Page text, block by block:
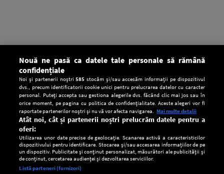
Setări:
Nouă ne pasă ca datele tale personale să rămână
confidențiale
Noi și partenerii noștri585 stocăm și/sau accesăm informații pe dispozitivul
dvs., precum identificatorii cookie unici pentru prelucrarea datelor cu caracter
personal. Puteți accepta sau gestiona alegerile dvs. făcând clic mai jos sau în
orice moment, pe pagina cu politica de confidențialitate. Aceste alegeri vor fi
raportate partenerilor noștri și nu vă vor afecta navigarea. Mai multe detalii
Atât noi, cât și partenerii noștri prelucrăm datele pentru a
oferi:
Utilizarea unor date precise de geolocație. Scanarea activă a caracteristicilor
dispozitivului pentru identificare. Stocarea și/sau accesarea informațiilor de pe
un dispozitiv. Publicitate și conținut personalizat, măsurători ale publicității și
de conținut, cercetarea audienței și dezvoltarea serviciilor.
Listă parteneri (furnizori)